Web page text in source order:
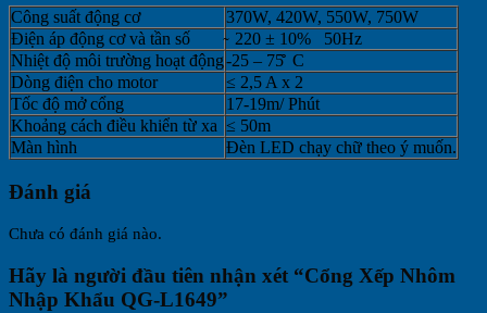
Công suất động cơ
370W, 420W, 550W, 750W
Điện áp động cơ và tần số
̴ 220 ± 10% 50Hz
Nhiệt độ môi trường hoạt động-25 – 75̊̊ C
Dòng điện cho motor
≤ 2,5 A x 2
Tốc độ mở cổng
17-19m/ Phút
Khoảng cách điều khiển từ xa ≤ 50m
Màn hình
Đèn LED chạy chữ theo ý muốn.
Đánh giá
Chưa có đánh giá nào.
Hãy là người đầu tiên nhận xét “Cổng Xếp Nhôm
Nhập Khẩu QG-L1649”